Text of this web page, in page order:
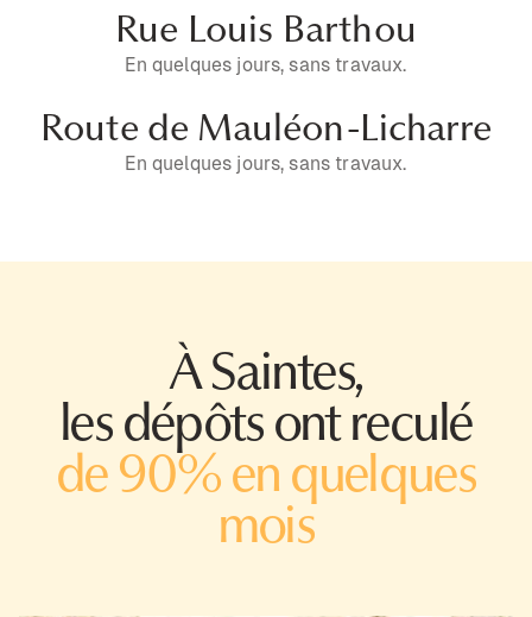
Rue Louis Barthou
En quelques jours, sans travaux.
Route de Mauléon-Licharre
En quelques jours, sans travaux.
À Saintes,
les dépôts ont reculé
de 90% en quelques
mois